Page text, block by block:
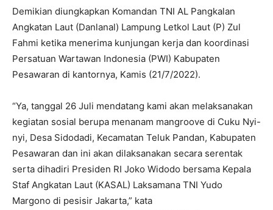
Demikian diungkapkan Komandan TNI AL Pangkalan
Angkatan Laut (Danlanal) Lampung Letkol Laut (P) Zul
Fahmi ketika menerima kunjungan kerja dan koordinasi
Persatuan Wartawan Indonesia (PWI) Kabupaten
Pesawaran di kantornya, Kamis (21/7/2022).
“Ya, tanggal 26 Juli mendatang kami akan melaksanakan
kegiatan sosial berupa menanam mangroove di Cuku Nyi-
nyi, Desa Sidodadi, Kecamatan Teluk Pandan, Kabupaten
Pesawaran dan ini akan dilaksanakan secara serentak
serta dihadiri Presiden RI Joko Widodo bersama Kepala
Staf Angkatan Laut (KASAL) Laksamana TNI Yudo
Margono di pesisir Jakarta,” kata